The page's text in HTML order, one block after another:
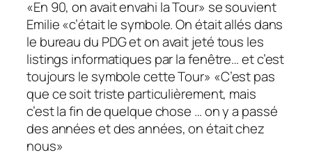
«En 90, on avait envahi la Tour» se souvient
Emilie «c’était le symbole. On était allés dans
le bureau du PDG et on avait jeté tous les
listings informatiques par la fenêtre… et c’est
toujours le symbole cette Tour» «C’est pas
que ce soit triste particulièrement, mais
c’est la fin de quelque chose … on y a passé
des années et des années, on était chez
nous»